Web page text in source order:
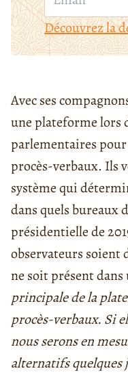
Découvrez la
Avec ses
une plateforme lors
parlementaires
procès-verbaux. Ils
système qui
dans quels bureaux
présidentielle de
observateurs soient
ne soit présent dans
principale de la
procès-verbaux. Si
nous serons en
alternatifs quelques